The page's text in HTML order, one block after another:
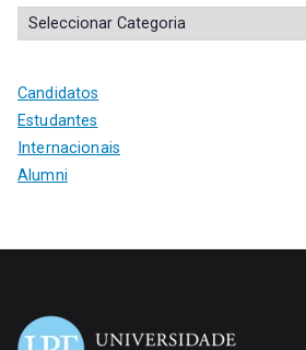
Candidatos
Estudantes
Internacionais
Alumni